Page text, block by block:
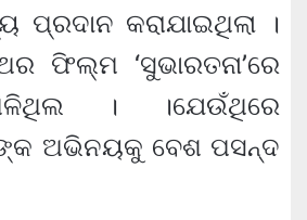
ପ୍ରଦାନ କରାଯାଇଥିଲା ।
ଫିଲ୍ମ ‘ସୁଭାରତନା’ରେ
। ।ଯେଉଁଥିରେ
ଅଭିନୟକୁ ବେଶ ପସନ୍ଦ